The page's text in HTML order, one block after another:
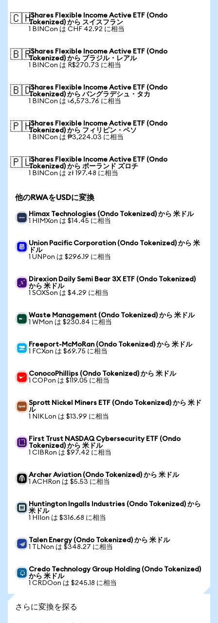
🇨🇭iShares Flexible Income Active ETF (Ondo
Tokenized) から スイスフラン
1 BINCon は CHF 42.92 に相当
🇧🇷iShares Flexible Income Active ETF (Ondo
Tokenized) から ブラジル・レアル
1 BINCon は R$270.73 に相当
🇧🇩iShares Flexible Income Active ETF (Ondo
Tokenized) から バングラデシュ・タカ
1 BINCon は ৳6,573.76 に相当
🇵🇭iShares Flexible Income Active ETF (Ondo
Tokenized) から フィリピン・ペソ
1 BINCon は ₱3,224.03 に相当
🇵🇱iShares Flexible Income Active ETF (Ondo
Tokenized) から ポーランド ズロチ
1 BINCon は zł 197.48 に相当
他のRWAをUSDに変換
Himax Technologies (Ondo Tokenized) から 米ドル
1 HIMXon は $14.45 に相当
Union Pacific Corporation (Ondo Tokenized) から 米
ドル
1 UNPon は $296.19 に相当
Direxion Daily Semi Bear 3X ETF (Ondo Tokenized)
から 米ドル
1 SOXSon は $4.29 に相当
Waste Management (Ondo Tokenized) から 米ドル
1 WMon は $230.84 に相当
Freeport-McMoRan (Ondo Tokenized) から 米ドル
1 FCXon は $69.75 に相当
ConocoPhillips (Ondo Tokenized) から 米ドル
1 COPon は $119.05 に相当
Sprott Nickel Miners ETF (Ondo Tokenized) から 米ド
ル
1 NIKLon は $13.99 に相当
First Trust NASDAQ Cybersecurity ETF (Ondo
Tokenized) から 米ドル
1 CIBRon は $97.42 に相当
Archer Aviation (Ondo Tokenized) から 米ドル
1 ACHRon は $5.53 に相当
Huntington Ingalls Industries (Ondo Tokenized) から
米ドル
1 HIIon は $316.68 に相当
Talen Energy (Ondo Tokenized) から 米ドル
1 TLNon は $348.27 に相当
Credo Technology Group Holding (Ondo Tokenized)
から 米ドル
1 CRDOon は $245.18 に相当
さらに変換を探る